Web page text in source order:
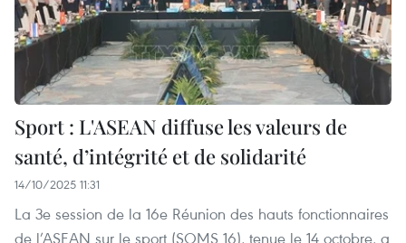
Sport : L'ASEAN diffuse les valeurs de
santé, d’intégrité et de solidarité
14/10/2025 11:31
La 3e session de la 16e Réunion des hauts fonctionnaires
de l’ASEAN sur le sport (SOMS 16), tenue le 14 octobre, a